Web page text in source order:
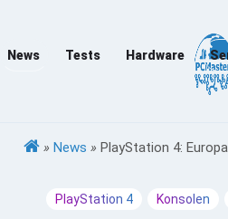
News Tests Hardware
» News » PlayStation 4:
PlayStation 4 Konsolen